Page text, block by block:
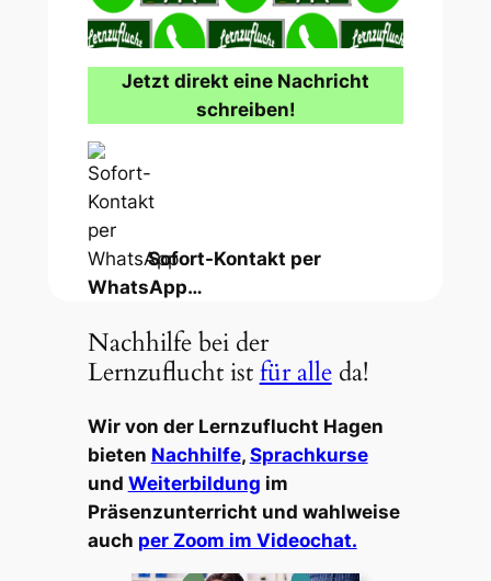
Jetzt direkt eine Nachricht
schreiben!
Sofort-Kontakt per
WhatsApp…
Nachhilfe bei der
Lernzuflucht istfür alleda!
Wir von der Lernzuflucht Hagen
bieten Nachhilfe, Sprachkurse
und Weiterbildung im
Präsenzunterricht und wahlweise
auch per Zoom im Videochat.